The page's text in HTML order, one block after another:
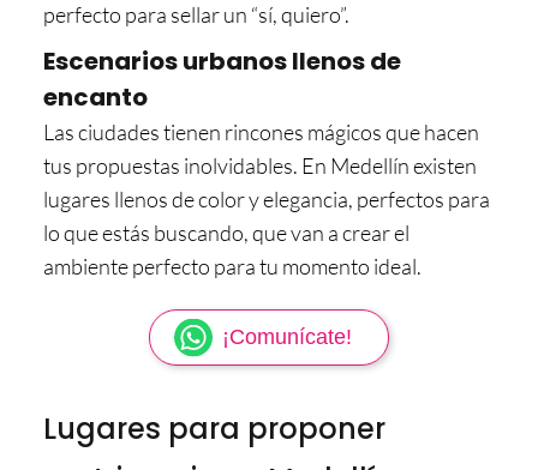
perfecto para sellar un “sí, quiero”.
Escenarios urbanos llenos de
encanto
Las ciudades tienen rincones mágicos que hacen
tus propuestas inolvidables. En Medellín existen
lugares llenos de color y elegancia, perfectos para
lo que estás buscando, que van a crear el
ambiente perfecto para tu momento ideal.
¡Comunícate!
Lugares para proponer